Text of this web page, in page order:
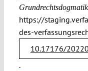
https://
des-
10.17176/
.